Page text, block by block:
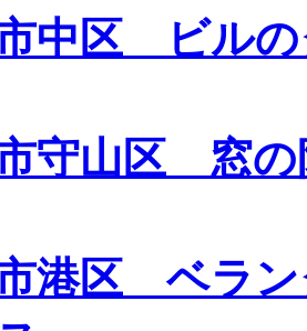
中区 ビル
守山区 窓
港区 ベラ